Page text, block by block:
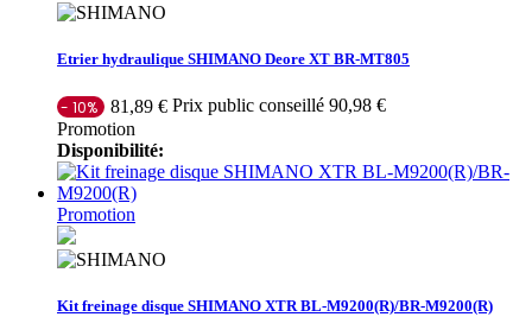
Etrier hydraulique SHIMANO Deore XT BR-MT805
- 10% 81,89 € Prix public conseillé 90,98 €
Promotion
Disponibilité:
Promotion
Kit freinage disque SHIMANO XTR BL-M9200(R)/BR-M9200(R)